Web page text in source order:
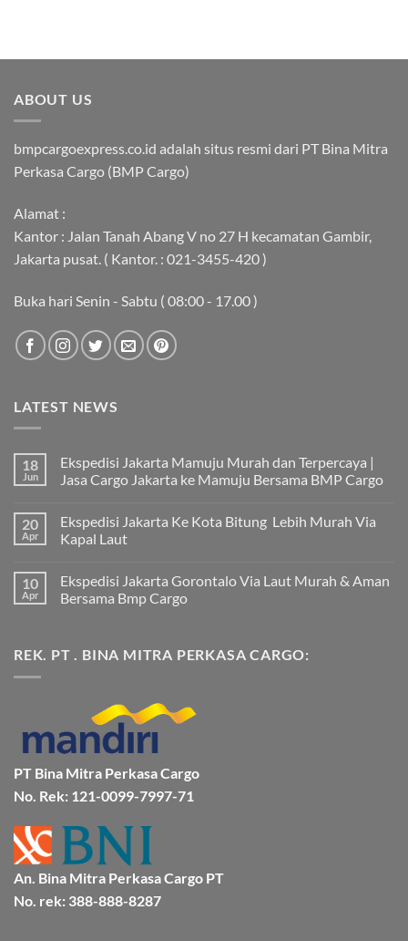
ABOUT US
bmpcargoexpress.co.id adalah situs resmi dari PT Bina Mitra
Perkasa Cargo (BMP Cargo)
Alamat :
Kantor : Jalan Tanah Abang V no 27 H kecamatan Gambir,
Jakarta pusat. ( Kantor. : 021-3455-420 )
Buka hari Senin - Sabtu ( 08:00 - 17.00 )
LATEST NEWS
18
Jun
Ekspedisi Jakarta Mamuju Murah dan Terpercaya |
Jasa Cargo Jakarta ke Mamuju Bersama BMP Cargo
komentar
pada
Ekspedisi
Murah
dan
Terpercaya
Jakarta
ke
20
Apr
Ekspedisi Jakarta Ke Kota Bitung Lebih Murah Via
Kapal Laut
komentar
pada
Ekspedisi
Bitung
Lebih
10
Apr
Ekspedisi Jakarta Gorontalo Via Laut Murah & Aman
Bersama Bmp Cargo
pada
Ekspedisi
&
Aman
Bmp
Cargo
REK. PT . BINA MITRA PERKASA CARGO:
PT Bina Mitra Perkasa Cargo
No. Rek: 121-0099-7997-71
An. Bina Mitra Perkasa Cargo PT
No. rek: 388-888-8287